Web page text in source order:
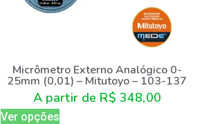
Micrômetro Externo Analógico 0-
25mm (0,01) – Mitutoyo – 103-137
A partir de R$ 348,00
Ver opções